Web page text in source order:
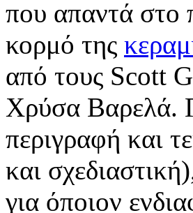
που απαντά στο
κορμό της
από τους Scott
Χρύσα Βαρελά.
περιγραφή και
και
για όποιον